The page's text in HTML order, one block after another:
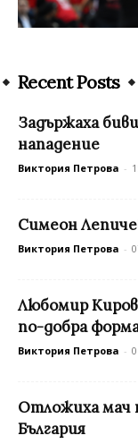
Recent Posts
Задържаха
нападение
Виктория Петрова -
Симеон
Виктория Петрова -
Любомир
по-добра
Виктория Петрова -
Oтложиха мач
България